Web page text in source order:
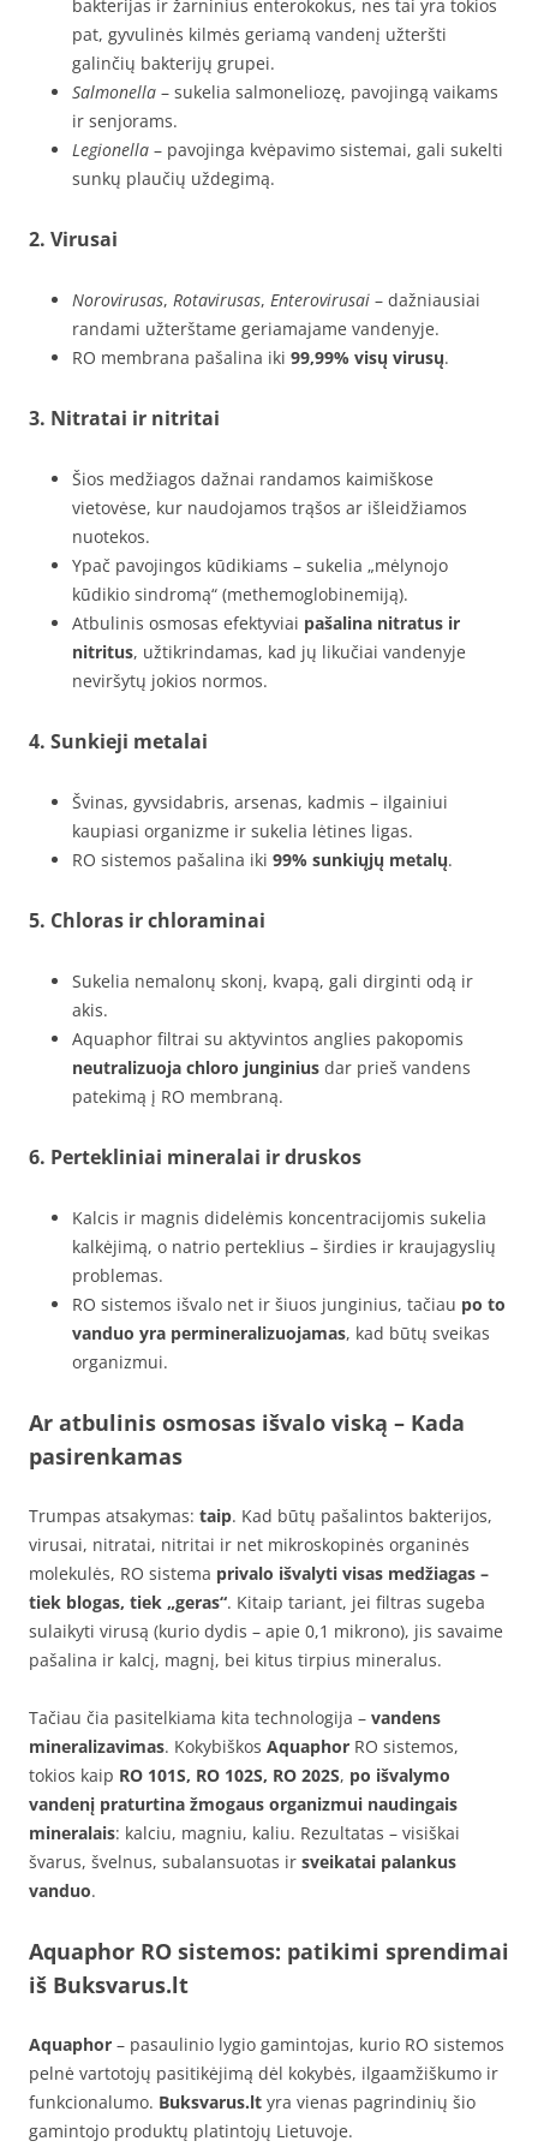
bakterijas ir žarninius enterokokus, nes tai yra tokios
pat, gyvulinės kilmės geriamą vandenį užteršti
galinčių bakterijų grupei.
Salmonella – sukelia salmoneliozę, pavojingą vaikams
ir senjorams.
Legionella – pavojinga kvėpavimo sistemai, gali sukelti
sunkų plaučių uždegimą.
2. Virusai
Norovirusas, Rotavirusas, Enterovirusai – dažniausiai
randami užterštame geriamajame vandenyje.
RO membrana pašalina iki 99,99% visų virusų.
3. Nitratai ir nitritai
Šios medžiagos dažnai randamos kaimiškose
vietovėse, kur naudojamos trąšos ar išleidžiamos
nuotekos.
Ypač pavojingos kūdikiams – sukelia „mėlynojo
kūdikio sindromą“ (methemoglobinemiją).
Atbulinis osmosas efektyviai pašalina nitratus ir
nitritus, užtikrindamas, kad jų likučiai vandenyje
neviršytų jokios normos.
4. Sunkieji metalai
Švinas, gyvsidabris, arsenas, kadmis – ilgainiui
kaupiasi organizme ir sukelia lėtines ligas.
RO sistemos pašalina iki 99% sunkiųjų metalų.
5. Chloras ir chloraminai
Sukelia nemalonų skonį, kvapą, gali dirginti odą ir
akis.
Aquaphor filtrai su aktyvintos anglies pakopomis
neutralizuoja chloro junginius dar prieš vandens
patekimą į RO membraną.
6. Pertekliniai mineralai ir druskos
Kalcis ir magnis didelėmis koncentracijomis sukelia
kalkėjimą, o natrio perteklius – širdies ir kraujagyslių
problemas.
RO sistemos išvalo net ir šiuos junginius, tačiau po to
vanduo yra permineralizuojamas, kad būtų sveikas
organizmui.
Ar atbulinis osmosas išvalo viską – Kada
pasirenkamas
Trumpas atsakymas: taip. Kad būtų pašalintos bakterijos,
virusai, nitratai, nitritai ir net mikroskopinės organinės
molekulės, RO sistema privalo išvalyti visas medžiagas –
tiek blogas, tiek „geras“. Kitaip tariant, jei filtras sugeba
sulaikyti virusą (kurio dydis – apie 0,1 mikrono), jis savaime
pašalina ir kalcį, magnį, bei kitus tirpius mineralus.
Tačiau čia pasitelkiama kita technologija – vandens
mineralizavimas. Kokybiškos Aquaphor RO sistemos,
tokios kaip RO 101S, RO 102S, RO 202S, po išvalymo
vandenį praturtina žmogaus organizmui naudingais
mineralais: kalciu, magniu, kaliu. Rezultatas – visiškai
švarus, švelnus, subalansuotas ir sveikatai palankus
vanduo.
Aquaphor RO sistemos: patikimi sprendimai
iš Buksvarus.lt
Aquaphor – pasaulinio lygio gamintojas, kurio RO sistemos
pelnė vartotojų pasitikėjimą dėl kokybės, ilgaamžiškumo ir
funkcionalumo. Buksvarus.lt yra vienas pagrindinių šio
gamintojo produktų platintojų Lietuvoje.